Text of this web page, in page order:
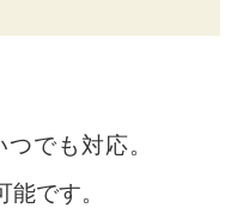
つでも対応。
です。